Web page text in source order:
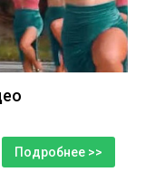
Подробнее >>